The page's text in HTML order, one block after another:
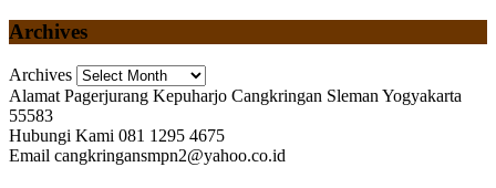
Archives
Archives
Alamat Pagerjurang Kepuharjo Cangkringan Sleman Yogyakarta
55583
Hubungi Kami 081 1295 4675
Email cangkringansmpn2@yahoo.co.id